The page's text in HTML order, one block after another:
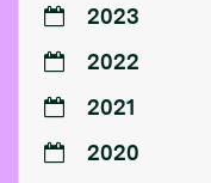
2023
2022
2021
2020